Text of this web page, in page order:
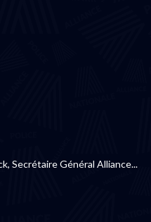
Secrétaire Général Alliance...